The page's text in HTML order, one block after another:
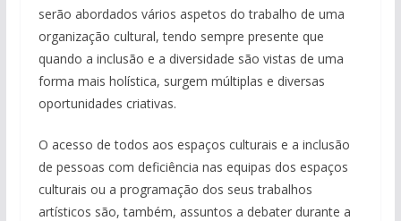
serão abordados vários aspetos do trabalho de uma
organização cultural, tendo sempre presente que
quando a inclusão e a diversidade são vistas de uma
forma mais holística, surgem múltiplas e diversas
oportunidades criativas.
O acesso de todos aos espaços culturais e a inclusão
de pessoas com deficiência nas equipas dos espaços
culturais ou a programação dos seus trabalhos
artísticos são, também, assuntos a debater durante a